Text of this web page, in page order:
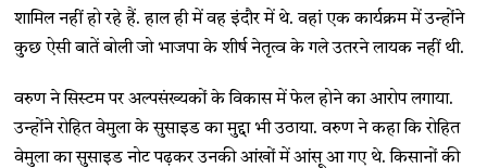
शामिल नहीं हो रहे हैं. हाल ही में वह इंदौर में थे. वहां एक कार्यक्रम में उन्होंने
कुछ ऐसी बातें बोली जो भाजपा के शीर्ष नेतृत्व के गले उतरने लायक नहीं थी.
वरुण ने सिस्टम पर अल्पसंख्यकों के विकास में फेल होने का आरोप लगाया.
उन्होंने रोहित वेमुला के सुसाइड का मुद्दा भी उठाया. वरुण ने कहा कि रोहित
वेमुला का सुसाइड नोट पढ़कर उनकी आंखों में आंसू आ गए थे. किसानों की